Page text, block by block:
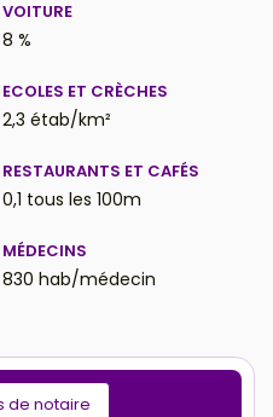
VOITURE
8 %
ECOLES ET CRÈCHES
2,3 étab/km²
RESTAURANTS ET CAFÉS
0,1 tous les 100m
MÉDECINS
830 hab/médecin
de notaire